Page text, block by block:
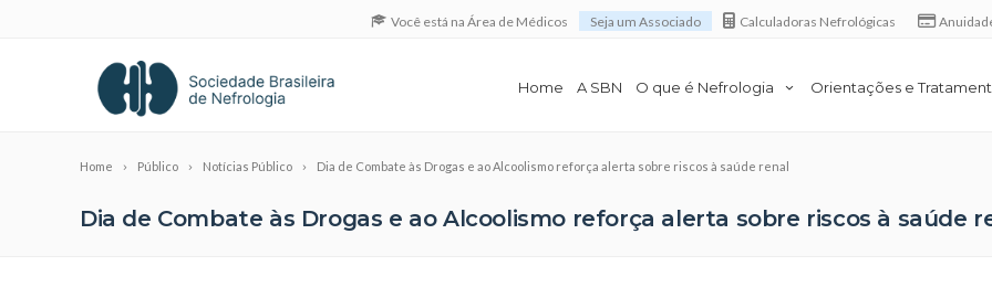
Você está na Área de Médicos Seja um Associado Calculadoras Nefrológicas
Home A SBN O que é Nefrologia Orientações e
Home Público Notícias Público Dia de Combate às Drogas e ao Alcoolismo reforça alerta sobre riscos à saúde renal
Dia de Combate às Drogas e ao Alcoolismo reforça alerta sobre riscos à saúde